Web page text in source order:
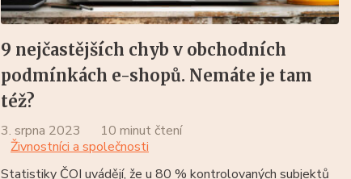
9 nejčastějších chyb v obchodních
podmínkách e-shopů. Nemáte je tam
též?
3. srpna 2023
10 minut čtení
Živnostníci a společnosti
Statistiky ČOI uvádějí, že u 80 % kontrolovaných subjektů